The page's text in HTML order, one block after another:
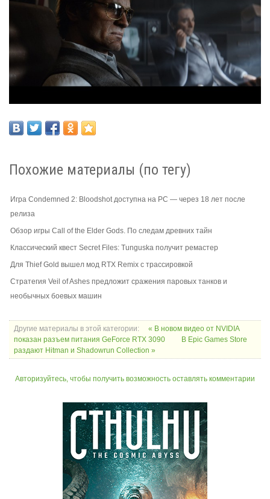
Похожие материалы (по тегу)
Игра Condemned 2: Bloodshot доступна на PC — через 18 лет после
релиза
Обзор игры Call of the Elder Gods. По следам древних тайн
Классический квест Secret Files: Tunguska получит ремастер
Для Thief Gold вышел мод RTX Remix с трассировкой
Стратегия Veil of Ashes предложит сражения паровых танков и
необычных боевых машин
Другие материалы в этой категории:
« В новом видео от NVIDIA
показан разъем питания GeForce RTX 3090
В Epic Games Store
раздают Hitman и Shadowrun Collection »
Авторизуйтесь, чтобы получить возможность оставлять комментарии